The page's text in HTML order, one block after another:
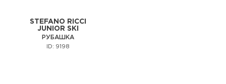
STEFANO RICCI
JUNIOR SKI
РУБАШКА
ID: 9198